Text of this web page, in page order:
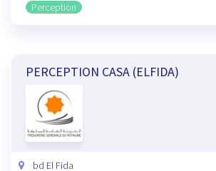
Perception
PERCEPTION CASA (ELFIDA)
bd El Fida